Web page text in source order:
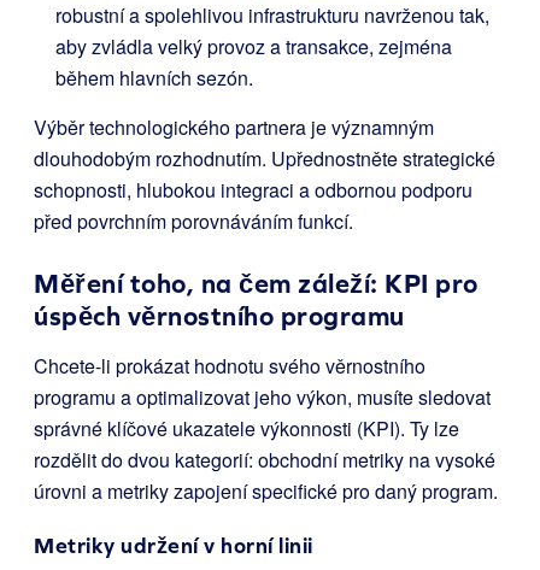
robustní a spolehlivou infrastrukturu navrženou tak,
aby zvládla velký provoz a transakce, zejména
během hlavních sezón.
Výběr technologického partnera je významným
dlouhodobým rozhodnutím. Upřednostněte strategické
schopnosti, hlubokou integraci a odbornou podporu
před povrchním porovnáváním funkcí.
Měření toho, na čem záleží: KPI pro
úspěch věrnostního programu
Chcete-li prokázat hodnotu svého věrnostního
programu a optimalizovat jeho výkon, musíte sledovat
správné klíčové ukazatele výkonnosti (KPI). Ty lze
rozdělit do dvou kategorií: obchodní metriky na vysoké
úrovni a metriky zapojení specifické pro daný program.
Metriky udržení v horní linii